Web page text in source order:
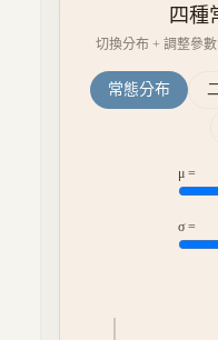
四種
切換分布 + 調整參
常態分布
μ =
σ =